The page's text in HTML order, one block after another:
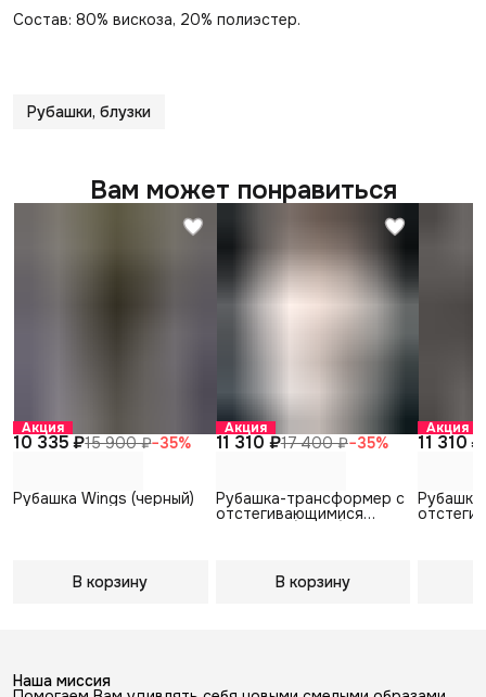
Состав: 80% вискоза, 20% полиэстер.
Рубашки, блузки
Вам может понравиться
Акция
10 335 ₽15 900 ₽−35%
Рубашка Wings (черный)
В корзину
Акция
11 310 ₽17 400 ₽−35%
Рубашка-трансформер с
отстегивающимися
В корзину
Акция
11 310 ₽
Наша миссия